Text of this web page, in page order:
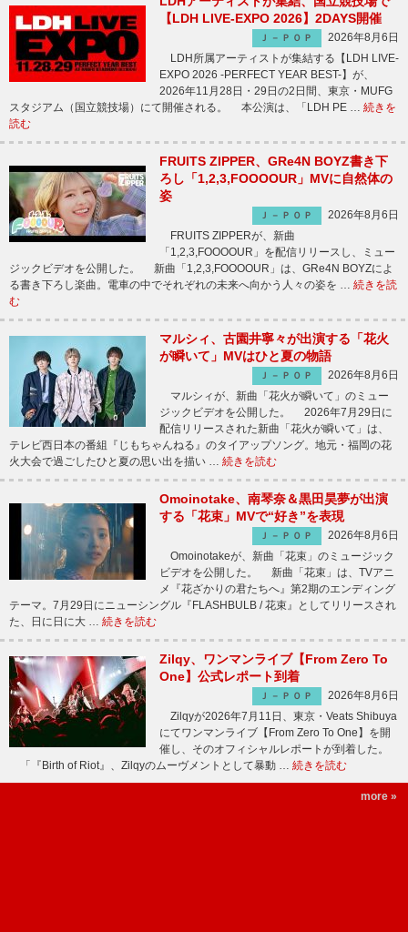
【LDH LIVE-EXPO 2026】2DAYS開催
Ｊ－ＰＯＰ
2026年8月6日
LDH所属アーティストが集結する【LDH LIVE-
EXPO 2026 -PERFECT YEAR BEST-】が、
2026年11月28日・29日の2日間、東京・MUFG
スタジアム（国立競技場）にて開催される。 本公演は、「LDH PE … 続きを
読む
FRUITS ZIPPER、GRe4N BOYZ書き下
ろし「1,2,3,FOOOOUR」MVに自然体の
姿
Ｊ－ＰＯＰ
2026年8月6日
FRUITS ZIPPERが、新曲
「1,2,3,FOOOOUR」を配信リリースし、ミュー
ジックビデオを公開した。 新曲「1,2,3,FOOOOUR」は、GRe4N BOYZによ
る書き下ろし楽曲。電車の中でそれぞれの未来へ向かう人々の姿を … 続きを読
む
マルシィ、古園井寧々が出演する「花火
が瞬いて」MVはひと夏の物語
Ｊ－ＰＯＰ
2026年8月6日
マルシィが、新曲「花火が瞬いて」のミュー
ジックビデオを公開した。 2026年7月29日に
配信リリースされた新曲「花火が瞬いて」は、
テレビ西日本の番組『じもちゃんねる』のタイアップソング。地元・福岡の花
火大会で過ごしたひと夏の思い出を描い … 続きを読む
Omoinotake、南琴奈＆黒田昊夢が出演
する「花束」MVで“好き”を表現
Ｊ－ＰＯＰ
2026年8月6日
Omoinotakeが、新曲「花束」のミュージック
ビデオを公開した。 新曲「花束」は、TVアニ
メ『花ざかりの君たちへ』第2期のエンディング
テーマ。7月29日にニューシングル『FLASHBULB / 花束』としてリリースされ
た、日に日に大 … 続きを読む
Zilqy、ワンマンライブ【From Zero To
One】公式レポート到着
Ｊ－ＰＯＰ
2026年8月6日
Zilqyが2026年7月11日、東京・Veats Shibuya
にてワンマンライブ【From Zero To One】を開
催し、そのオフィシャルレポートが到着した。
「『Birth of Riot』、Zilqyのムーヴメントとして暴動 … 続きを読む
more »